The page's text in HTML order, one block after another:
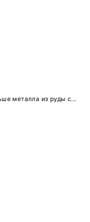
металла из руды с...